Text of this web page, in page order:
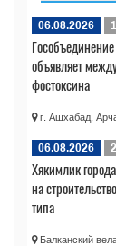
06.08.2026
объявляет
фостоксина
г. Ашхабад,
06.08.2026
Хякимлик
на
типа
Балканский